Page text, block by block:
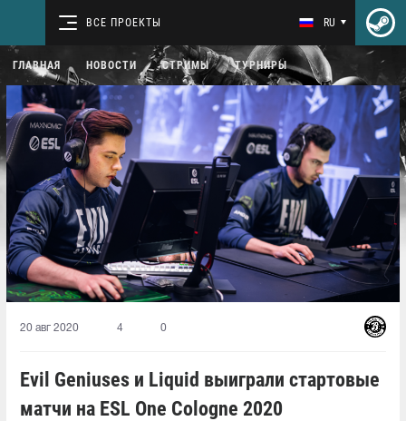
ВСЕ ПРОЕКТЫ RU
ГЛАВНАЯ НОВОСТИ СТРИМЫ ТУРНИРЫ
20 авг 2020 4 0
Evil Geniuses и Liquid выиграли стартовые
матчи на ESL One Cologne 2020